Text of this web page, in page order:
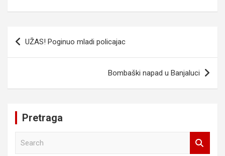
Navigacija
članaka
UŽAS! Poginuo mladi policajac
Bombaški napad u Banjaluci
Pretraga